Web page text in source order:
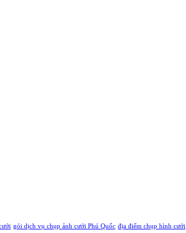
gói dịch vụ chụp ảnh cưới Phú Quốc địa điểm chụp hình cưới